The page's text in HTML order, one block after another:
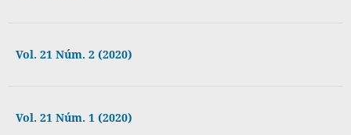
Vol. 21 Núm. 2 (2020)
Vol. 21 Núm. 1 (2020)